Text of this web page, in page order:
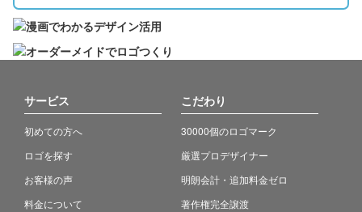
サービス
初めての方へ
ロゴを探す
お客様の声
料金について
こだわり
30000個のロゴマーク
厳選プロデザイナー
明朗会計・追加料金ゼロ
著作権完全譲渡